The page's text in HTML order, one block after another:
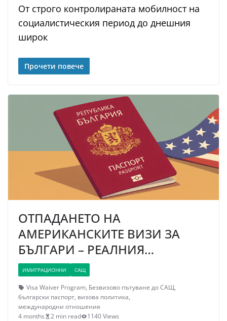
От строго контролираната мобилност на
социалистическия период до днешния
широк
Прочети повече
ОТПАДАНЕТО НА
АМЕРИКАНСКИТЕ ВИЗИ ЗА
БЪЛГАРИ – РЕАЛНИЯ…
ИМИГРАЦИОННИ САЩ
Visa Waiver Program, Безвизово пътуване до САЩ,
български паспорт, визова политика,
международни отношения
4 months
2 min read 1140 Views